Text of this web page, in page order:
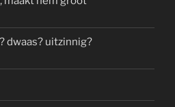
dwaas? uitzinnig?